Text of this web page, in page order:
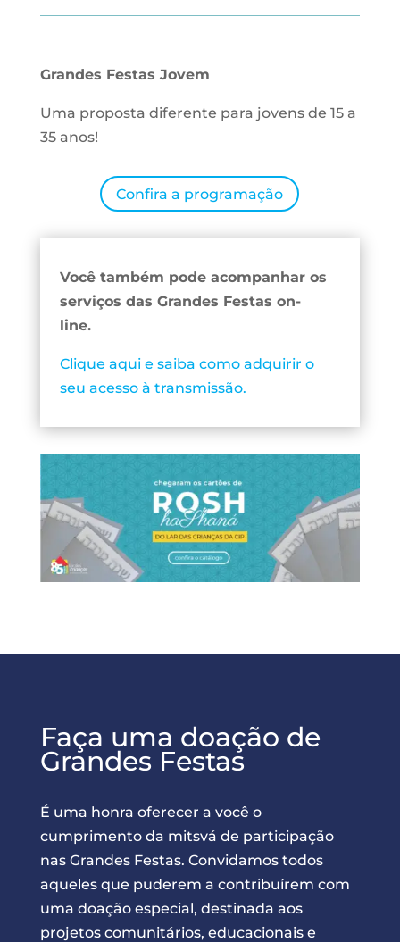
Grandes Festas Jovem
Uma proposta diferente para jovens de 15 a
35 anos!
Confira a programação
Você também pode acompanhar os
serviços das Grandes Festas on-
line.
Clique aqui e saiba como adquirir o
seu acesso à transmissão.
Faça uma doação de
Grandes Festas
É uma honra oferecer a você o
cumprimento da mitsvá de participação
nas Grandes Festas. Convidamos todos
aqueles que puderem a contribuírem com
uma doação especial, destinada aos
projetos comunitários, educacionais e